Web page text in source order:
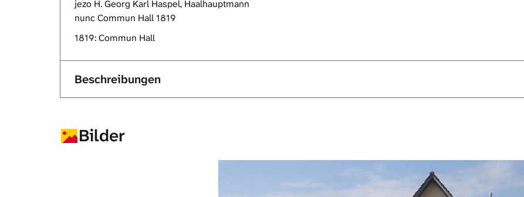
jezo H. Georg Karl Haspel, Haalhauptmann
nunc Commun Hall 1819
1819: Commun Hall
Beschreibungen
Bilder